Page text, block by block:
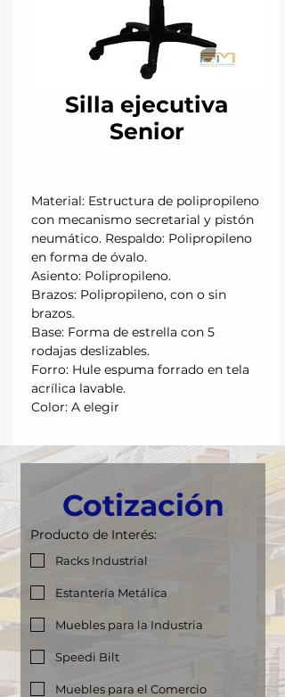
Silla ejecutiva
Senior
Material: Estructura de polipropileno
con mecanismo secretarial y pistón
neumático. Respaldo: Polipropileno
en forma de óvalo.
Asiento: Polipropileno.
Brazos: Polipropileno, con o sin
brazos.
Base: Forma de estrella con 5
rodajas deslizables.
Forro: Hule espuma forrado en tela
acrílica lavable.
Color: A elegir
Cotización
Producto de Interés:
Racks Industrial
Estantería Metálica
Muebles para la Industria
Speedi Bilt
Muebles para el Comercio